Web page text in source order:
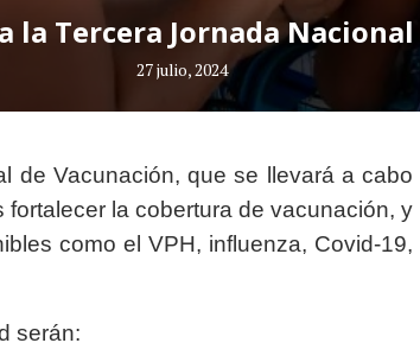
la Tercera Jornada
27 julio, 2024
de Vacunación, que se llevará a cabo
la cobertura de vacunación, y
como el VPH, influenza, Covid-19,
serán: